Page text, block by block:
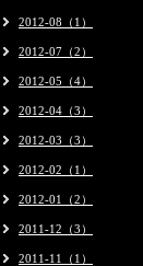
2012-08（1）
2012-07（2）
2012-05（4）
2012-04（3）
2012-03（3）
2012-02（1）
2012-01（2）
2011-12（3）
2011-11（1）